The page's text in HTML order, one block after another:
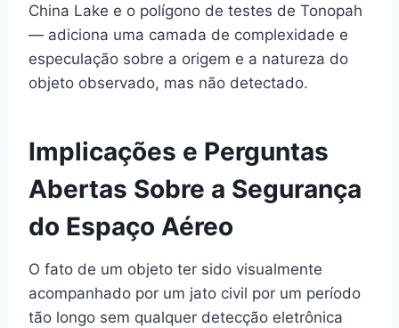
China Lake e o polígono de testes de Tonopah
— adiciona uma camada de complexidade e
especulação sobre a origem e a natureza do
objeto observado, mas não detectado.
Implicações e Perguntas
Abertas Sobre a Segurança
do Espaço Aéreo
O fato de um objeto ter sido visualmente
acompanhado por um jato civil por um período
tão longo sem qualquer detecção eletrônica